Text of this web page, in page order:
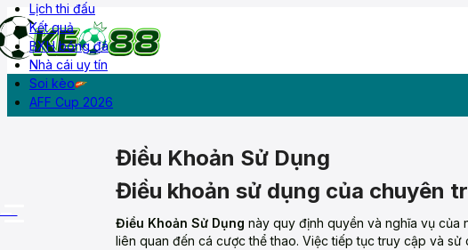
Lịch thi đấu
Kết quả
BXH bóng đá
Nhà cái uy tín
Soi kèo
AFF Cup 2026
Livescore Lịch thi đấu
Điều Khoản Sử Dụng
Điều khoản sử dụng của chuyên
Điều Khoản Sử Dụng này quy định quyền và nghĩa vụ
liên quan đến cá cược thể thao. Việc tiếp tục truy cập và